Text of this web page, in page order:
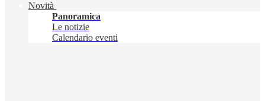
Novità
Panoramica
Le notizie
Calendario eventi